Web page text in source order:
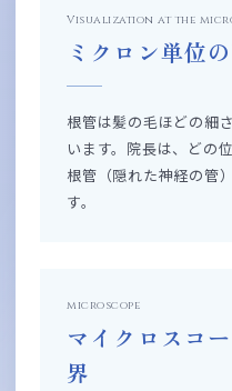
Visualization at the
ミクロン単位
根管は髪の毛ほどの細
います。院長は、どの
根管（隠れた神経の管
す。
microscope
マイクロスコ
界